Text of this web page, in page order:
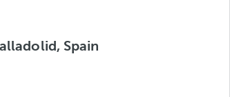
Spain